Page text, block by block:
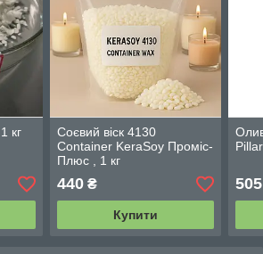
кг
Соєвий віск 4130
Container KeraSoy Проміс-
Плюс , 1 кг
440₴
Купити
505